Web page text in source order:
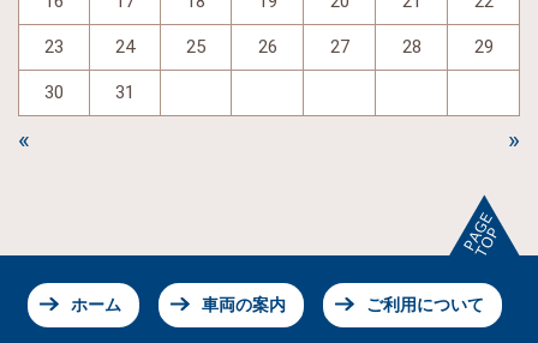
23 24 25 26 27 28 29
30 31
« »
ホーム 車両の案内 ご利用について